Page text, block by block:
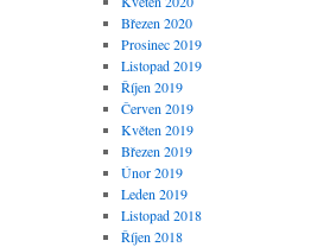
Březen 2020
Prosinec 2019
Listopad 2019
Říjen 2019
Červen 2019
Květen 2019
Březen 2019
Únor 2019
Leden 2019
Listopad 2018
Říjen 2018